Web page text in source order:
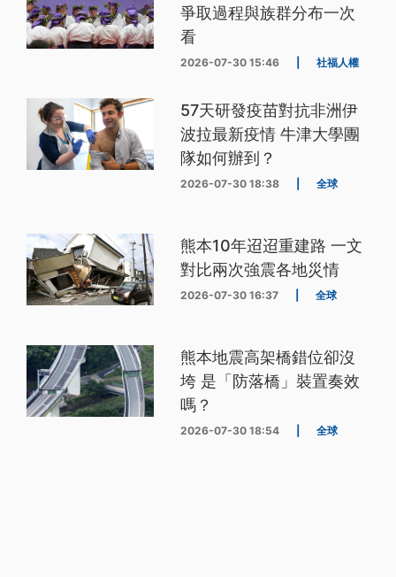
爭取過程與族群分布一次
看
2026-07-30 15:46 社福人權
57天研發疫苗對抗非洲伊
波拉最新疫情 牛津大學團
隊如何辦到？
2026-07-30 18:38 全球
熊本10年迢迢重建路 一文
對比兩次強震各地災情
2026-07-30 16:37 全球
熊本地震高架橋錯位卻沒
垮 是「防落橋」裝置奏效
嗎？
2026-07-30 18:54 全球